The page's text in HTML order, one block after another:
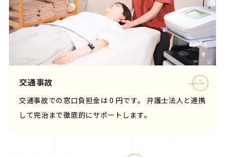
交通事故
交通事故での窓口負担金は 0 円です。 弁護士法人と連携
して完治まで徹底的にサポートします。